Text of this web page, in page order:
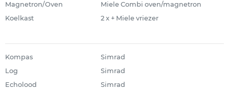
Magnetron/Oven
Miele Combi oven/magnetron
Koelkast
2 x + Miele vriezer
Kompas
Simrad
Log
Simrad
Echolood
Simrad